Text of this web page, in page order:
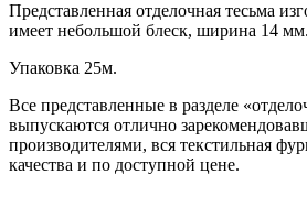
Представленная отделочная тесьма
имеет небольшой блеск, ширина 14 мм.
Упаковка 25м.
Все представленные в разделе
выпускаются отлично
производителями, вся текстильная
качества и по доступной цене.